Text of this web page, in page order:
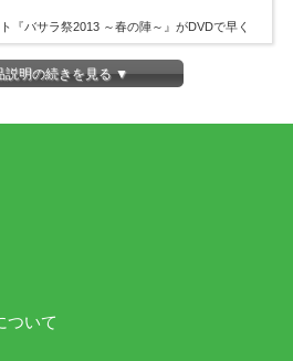
『バサラ祭2013 ～春の陣～』がDVDで早く
martを含む一部サイトで先行販売！
のライブは収録されません 。予めご了
（T.M.Revolution）
明の続きを見る ▼
ついて